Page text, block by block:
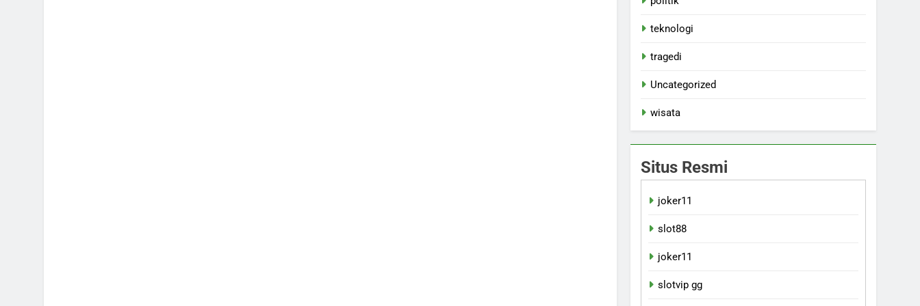
teknologi
tragedi
Uncategorized
wisata
Situs Resmi
joker11
slot88
joker11
slotvip gg